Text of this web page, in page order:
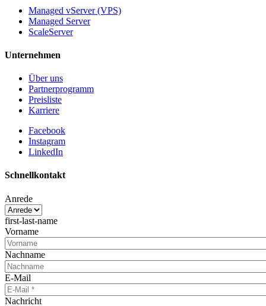
Managed vServer (VPS)
Managed Server
ScaleServer
Unternehmen
Über uns
Partnerprogramm
Preisliste
Karriere
Facebook
Instagram
LinkedIn
Schnellkontakt
Anrede
first-last-name
Vorname
Nachname
E-Mail
Nachricht